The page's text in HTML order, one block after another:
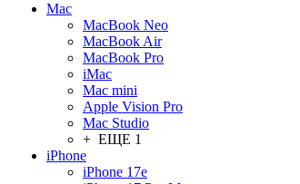
Mac
MacBook Neo
MacBook Air
MacBook Pro
iMac
Mac mini
Apple Vision Pro
Mac Studio
+ ЕЩЕ 1
iPhone
iPhone 17e